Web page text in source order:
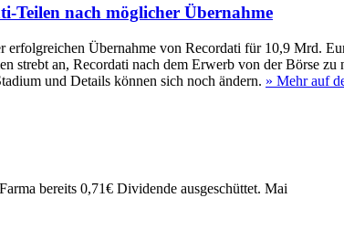
Teilen nach möglicher Übernahme
Übernahme von Recordati für 10,9 Mrd.
strebt an, Recordati nach dem Erwerb von der Börse
und Details können sich noch ändern. » Mehr auf
bereits 0,71€ Dividende ausgeschüttet. Mai